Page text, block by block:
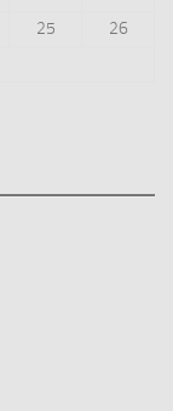
25
26